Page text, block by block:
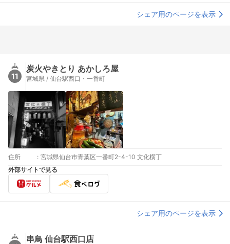
シェア用のページを表示
11
炭火やきとり あかしろ屋
宮城県 / 仙台駅西口・一番町
住所 : 宮城県仙台市青葉区一番町2-4-10 文化横丁
外部サイトで見る
シェア用のページを表示
串鳥 仙台駅西口店